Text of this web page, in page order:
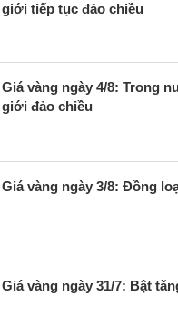
giới tiếp tục đảo chiều
Giá vàng ngày 4/8: Trong
giới đảo chiều
Giá vàng ngày 3/8: Đồng
Giá vàng ngày 31/7: Bật